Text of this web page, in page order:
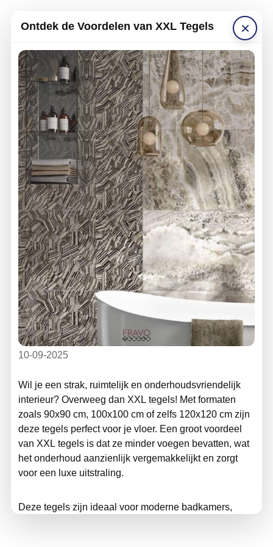
×
Ontdek de Voordelen van XXL Tegels
10-09-2025
Wil je een strak, ruimtelijk en onderhoudsvriendelijk
interieur? Overweeg dan XXL tegels! Met formaten
zoals 90x90 cm, 100x100 cm of zelfs 120x120 cm zijn
deze tegels perfect voor je vloer. Een groot voordeel
van XXL tegels is dat ze minder voegen bevatten, wat
het onderhoud aanzienlijk vergemakkelijkt en zorgt
voor een luxe uitstraling.
Deze tegels zijn ideaal voor moderne badkamers,